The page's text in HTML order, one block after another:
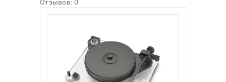
Отзывов: 0